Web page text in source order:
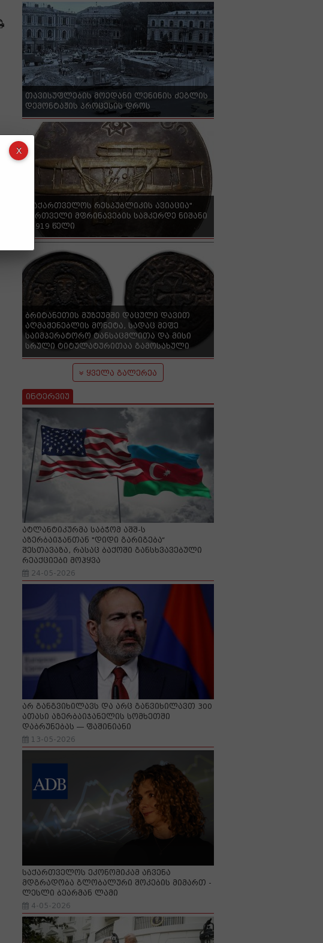
თავისუფლების მოედანი ლენინის ძეგლის
დემონტაჟის პროცესის დროს
"საქართველოს რესპუბლიკის ავიაცია"
ქართველი მფრინავების სამკერდე ნიშანი
- 1919 წელი
ბრიტანეთის მუზეუმში დაცული დავით
აღმაშენებლის მონეტა, სადაც მეფე
საიმპერატორო ტანსაცმლითა და მისი
სრული ტიტულატურითაა გამოსახული
ყველა გალერეა
ინტერვიუ
ატლანტიკურმა საბჭომ აშშ-ს
აზერბაიჯანთან "დიდი გარიგება“
შესთავაზა, რასაც ბაქოში განსხვავებული
რეაქციები მოჰყვა
24-05-2026
არ განგვიხილავს და არც განვიხილავთ 300
ათასი აზერბაიჯანელის სომხეთში
დაბრუნებას — ფაშინიანი
13-05-2026
საქართველოს ეკონომიკამ აჩვენა
მდგრადობა გლობალური შოკების მიმართ -
ლესლი ბეარმან ლამი
4-05-2026